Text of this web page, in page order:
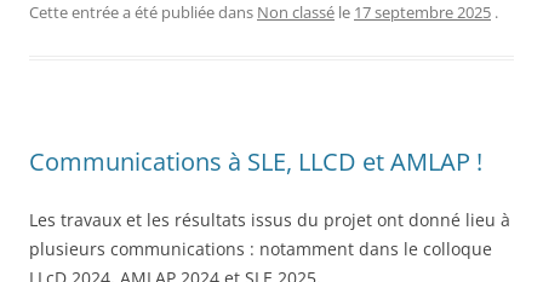
Cette entrée a été publiée dans Non classé le 17 septembre 2025 .
Communications à SLE, LLCD et AMLAP !
Les travaux et les résultats issus du projet ont donné lieu à
plusieurs communications : notamment dans le colloque